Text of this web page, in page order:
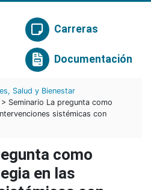
Carreras
Documentación
Salud y Bienestar
> Seminario La pregunta como
sistémicas con
como
en las